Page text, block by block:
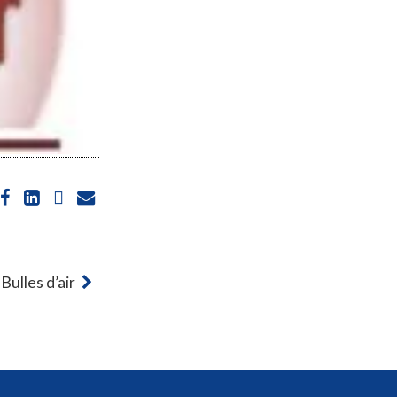
d’air
Personnalisez vos préférences pour contrôler la manière dont